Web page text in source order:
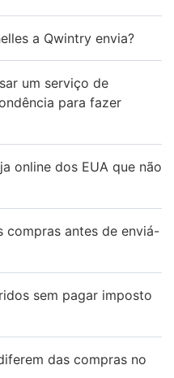
a Qwintry envia?
um serviço de
para fazer
online dos EUA que não
compras antes de enviá-
sem pagar imposto
das compras no